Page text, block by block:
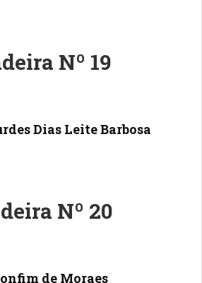
Nº 19
Dias Leite Barbosa
Nº 20
de Moraes